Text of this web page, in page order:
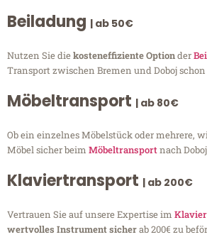
Beiladung | ab 50€
Nutzen Sie diekosteneffiziente Optionder
Transport zwischen Bremen und Doboj schon
Möbeltransport | ab 80€
Ob ein einzelnes Möbelstück oder mehrere,
Möbel sicher beim Möbeltransportnach
Klaviertransport | ab 200€
Vertrauen Sie auf unsere Expertise im
wertvolles Instrument sicherab 200€ zu